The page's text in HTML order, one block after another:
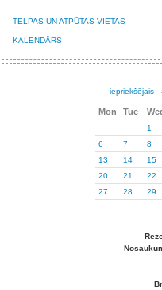
TELPAS UN ATPŪTAS VIETAS
KALENDĀRS
iepriekšējais
Mon Tue
1
6
7 8
13
14 15
20
21 22
27
28 29